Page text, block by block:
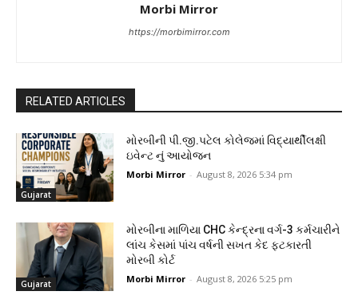
Morbi Mirror
https://morbimirror.com
RELATED ARTICLES
Gujarat
મોરબીની પી.જી.પટેલ કોલેજમાં વિદ્યાર્થીલક્ષી
ઇવેન્ટ નું આયોજન
Morbi Mirror - August 8, 2026 5:34 pm
Gujarat
મોરબીના માળિયા CHC કેન્દ્રના વર્ગ-3 કર્મચારીને
લાંચ કેસમાં પાંચ વર્ષની સખત કેદ ફટકારતી
મોરબી કોર્ટ
Morbi Mirror - August 8, 2026 5:25 pm